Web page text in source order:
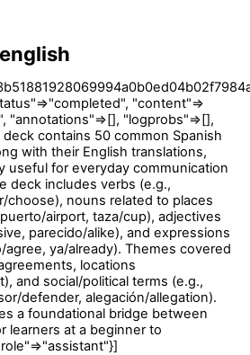
"content"=>
"annotations"=>[], "logprobs"=>[],
contains 50 common Spanish
with their English translations,
useful for everyday communication
deck includes verbs (e.g.,
choose), nouns related to places
airport, taza/cup), adjectives
parecido/alike), and expressions
ya/already). Themes covered
locations
and social/political terms (e.g.,
defender, alegación/allegation).
a foundational bridge between
learners at a beginner to